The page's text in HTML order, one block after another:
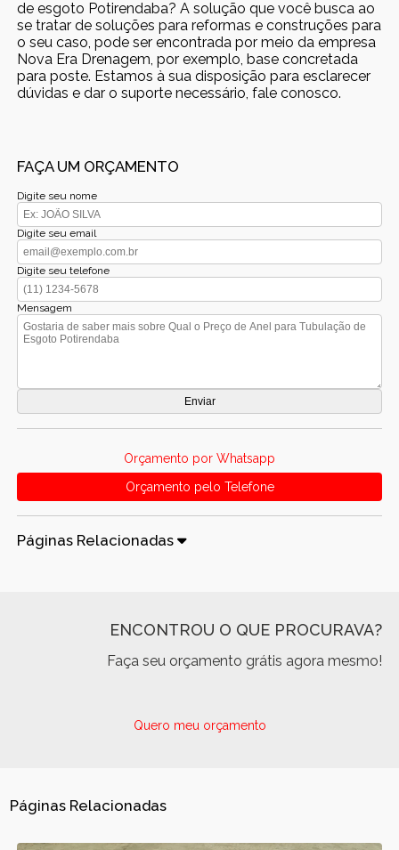
de esgoto Potirendaba? A solução que você busca ao
se tratar de soluções para reformas e construções para
o seu caso, pode ser encontrada por meio da empresa
Nova Era Drenagem, por exemplo, base concretada
para poste. Estamos à sua disposição para esclarecer
dúvidas e dar o suporte necessário, fale conosco.
FAÇA UM ORÇAMENTO
Digite seu nome
Digite seu email
Digite seu telefone
Mensagem
Orçamento por Whatsapp
Orçamento pelo Telefone
Páginas Relacionadas
ENCONTROU O QUE PROCURAVA?
Faça seu orçamento grátis agora mesmo!
Quero meu orçamento
Páginas Relacionadas